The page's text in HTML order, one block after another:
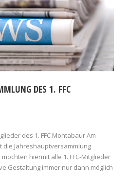
DES 1. FFC
des 1. FFC Montabaur Am
die Jahreshauptversammlung
hiermit alle 1. FFC-Mitglieder
Gestaltung immer nur dann möglich